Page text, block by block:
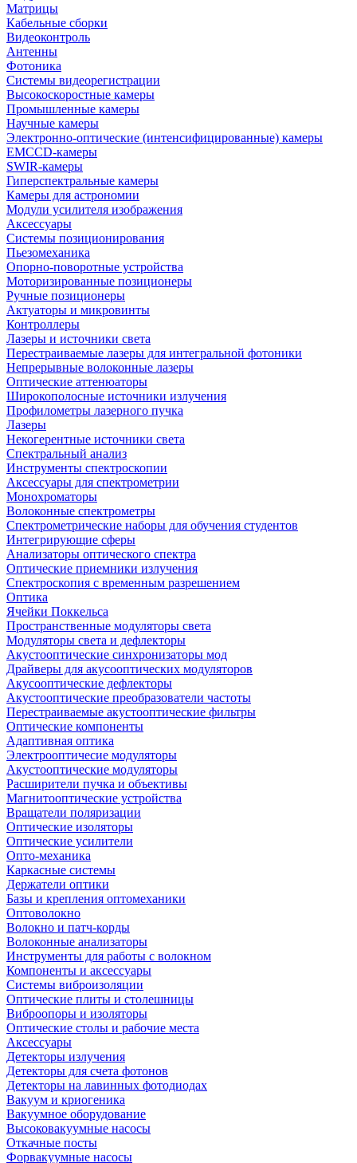
Матрицы
Кабельные сборки
Видеоконтроль
Антенны
Фотоника
Cистемы видеорегистрации
Высокоскоростные камеры
Промышленные камеры
Научные камеры
Электронно-оптические (интенсифицированные) камеры
EMCCD-камеры
SWIR-камеры
Гиперспектральные камеры
Камеры для астрономии
Модули усилителя изображения
Аксессуары
Системы позиционирования
Пьезомеханика
Опорно-поворотные устройства
Моторизированные позиционеры
Ручные позиционеры
Актуаторы и микровинты
Контроллеры
Лазеры и источники света
Перестраиваемые лазеры для интегральной фотоники
Непрерывные волоконные лазеры
Оптические аттенюаторы
Широкополосные источники излучения
Профилометры лазерного пучка
Лазеры
Некогерентные источники света
Спектральный анализ
Инструменты спектроскопии
Аксессуары для спектрометрии
Монохроматоры
Волоконные спектрометры
Спектрометрические наборы для обучения студентов
Интегрирующие сферы
Анализаторы оптического спектра
Оптические приемники излучения
Спектроскопия с временным разрешением
Оптика
Ячейки Поккельса
Пространственные модуляторы света
Модуляторы света и дефлекторы
Акустооптические синхронизаторы мод
Драйверы для акусооптических модуляторов
Акусооптические дефлекторы
Акустооптические преобразователи частоты
Перестраиваемые акустооптические фильтры
Оптические компоненты
Адаптивная оптика
Электрооптичесие модуляторы
Акустооптические модуляторы
Расширители пучка и объективы
Магнитооптические устройства
Вращатели поляризации
Оптические изоляторы
Оптические усилители
Опто-механика
Каркасные системы
Держатели оптики
Базы и крепления оптомеханики
Оптоволокно
Волокно и патч-корды
Волоконные анализаторы
Инструменты для работы с волокном
Компоненты и аксессуары
Системы виброизоляции
Оптические плиты и столешницы
Виброопоры и изоляторы
Оптические столы и рабочие места
Аксессуары
Детекторы излучения
Детекторы для счета фотонов
Детекторы на лавинных фотодиодах
Вакуум и криогеника
Вакуумное оборудование
Высоковакуумные насосы
Откачные посты
Форвакуумные насосы